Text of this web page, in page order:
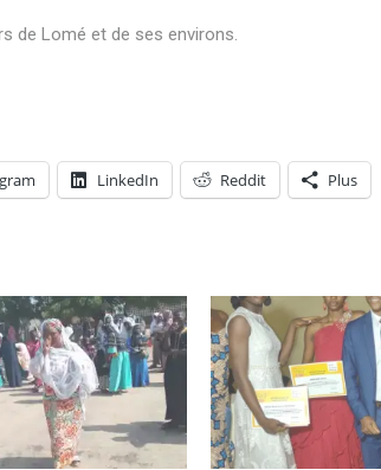
de Lomé et de ses environs.
LinkedIn Reddit Plus